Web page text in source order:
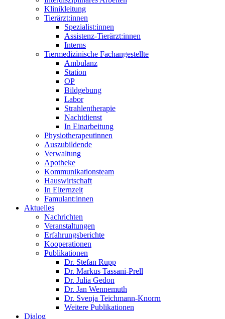
Klinikleitung
Tierärzt:innen
Spezialist:innen
Assistenz-Tierärzt:innen
Interns
Tiermedizinische Fachangestellte
Ambulanz
Station
OP
Bildgebung
Labor
Strahlentherapie
Nachtdienst
In Einarbeitung
Physiotherapeutinnen
Auszubildende
Verwaltung
Apotheke
Kommunikationsteam
Hauswirtschaft
In Elternzeit
Famulant:innen
Aktuelles
Nachrichten
Veranstaltungen
Erfahrungsberichte
Kooperationen
Publikationen
Dr. Stefan Rupp
Dr. Markus Tassani-Prell
Dr. Julia Gedon
Dr. Jan Wennemuth
Dr. Svenja Teichmann-Knorrn
Weitere Publikationen
Dialog